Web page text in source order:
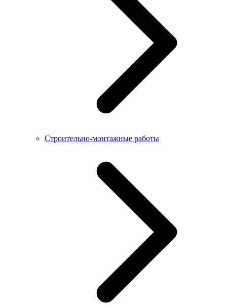
Строительно-монтажные работы